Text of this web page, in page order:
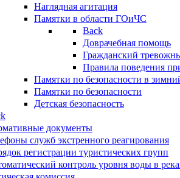
Наглядная агитация
Памятки в области ГОиЧС
Back
Доврачебная помощь
Гражданский
Правила поведения
Памятки по безопасности в
Памятки по безопасности
Детская безопасность
документы
служб экстренного реагирования
регистрации туристических групп
контроль уровня воды в